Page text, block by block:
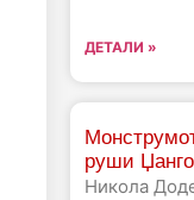
ДЕТАЛИ »
руши Џанго
Никола